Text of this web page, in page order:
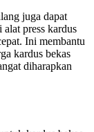
juga dapat
press kardus
Ini membantu
kardus bekas
diharapkan